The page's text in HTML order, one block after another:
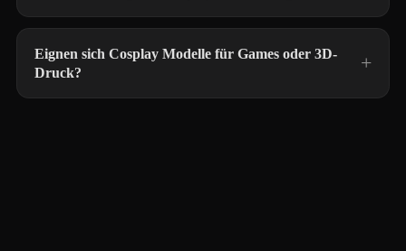
Eignen sich Cosplay Modelle für Games oder 3D-
Druck?